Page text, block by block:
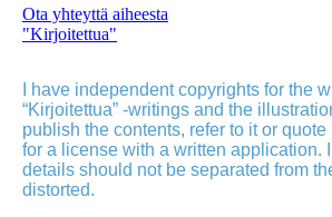
Ota yhteyttä aiheesta
"Kirjoitettua"
I have independent copyrights for the
“Kirjoitettua” -writings and the
publish the contents, refer to it or
for a license with a written application.
details should not be separated from
distorted.